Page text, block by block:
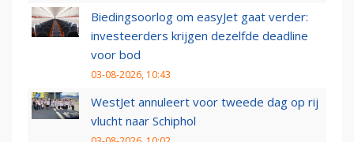
Biedingsoorlog om easyJet gaat verder:
investeerders krijgen dezelfde deadline
voor bod
03-08-2026, 10:43
WestJet annuleert voor tweede dag op rij
vlucht naar Schiphol